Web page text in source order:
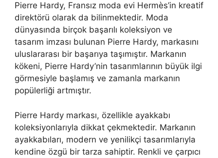
Pierre Hardy, Fransız moda evi Hermès’in kreatif
direktörü olarak da bilinmektedir. Moda
dünyasında birçok başarılı koleksiyon ve
tasarım imzası bulunan Pierre Hardy, markasını
uluslararası bir başarıya taşımıştır. Markanın
kökeni, Pierre Hardy’nin tasarımlarının büyük ilgi
görmesiyle başlamış ve zamanla markanın
popülerliği artmıştır.
Pierre Hardy markası, özellikle ayakkabı
koleksiyonlarıyla dikkat çekmektedir. Markanın
ayakkabıları, modern ve yenilikçi tasarımlarıyla
kendine özgü bir tarza sahiptir. Renkli ve çarpıcı